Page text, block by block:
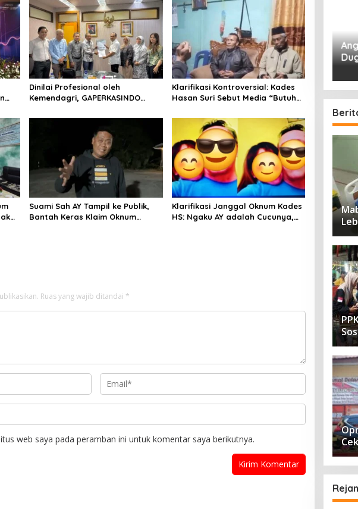
Dinilai Profesional oleh
Kemendagri, GAPERKASINDO
Pemerintah Daerah
Klarifikasi Kontroversial: Kades
Hasan Suri Sebut Media “Butuh
Tawarkan Suap
Suami Sah AY Tampil ke Publik,
Bantah Keras Klaim Oknum
Klarifikasi Janggal Oknum Kades
HS: Ngaku AY adalah Cucunya,
Ruas yang wajib ditandai *
web saya pada peramban ini untuk komentar saya berikutnya.
Dugaan Perselingkuhan Kades HS,
Inspektorat Kepahiang Panggil
Pelapor untuk Dimintai
Keterangan